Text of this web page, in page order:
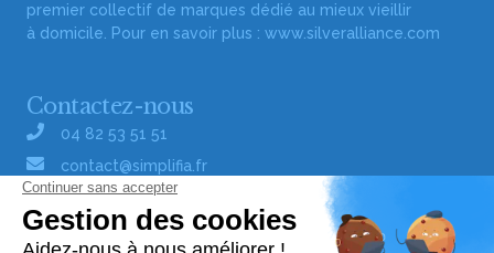
premier collectif de marques dédié au mieux vieillir
à domicile. Pour en savoir plus : www.silveralliance.com
Contactez-nous
04 82 53 51 51
contact@simplifia.fr
Réseaux sociaux